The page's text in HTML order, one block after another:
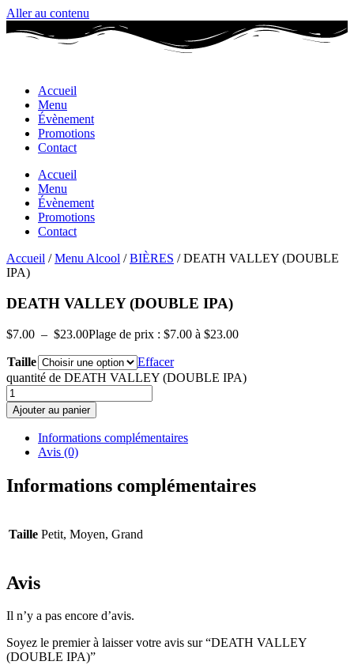
Aller au contenu
Accueil
Menu
Évènement
Promotions
Contact
Accueil
Menu
Évènement
Promotions
Contact
Accueil /Menu Alcool /BIÈRES / DEATH VALLEY (DOUBLE
IPA)
DEATH VALLEY (DOUBLE IPA)
$7.00 – $23.00Plage de prix : $7.00 à $23.00
Taille
Effacer
quantité de DEATH VALLEY (DOUBLE IPA)
Ajouter au panier
Informations complémentaires
Avis (0)
Informations complémentaires
Taille Petit, Moyen, Grand
Avis
Il n’y a pas encore d’avis.
Soyez le premier à laisser votre avis sur “DEATH VALLEY
(DOUBLE IPA)”